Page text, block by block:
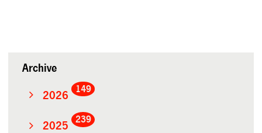
Archive
2026
149
2025
239